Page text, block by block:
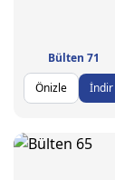
Bülten 71
Önizle
İndir